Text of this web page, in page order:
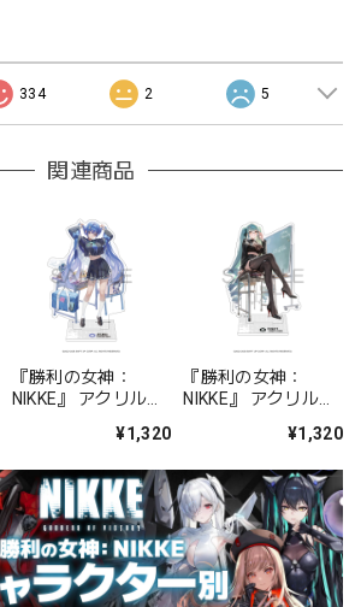
334 2 5
関連商品
『勝利の女神：
NIKKE』 アクリルス
ォーチュンメイト
¥1,320
『勝利の女神：
NIKKE』 アクリルス
シャープレッスン
¥1,320